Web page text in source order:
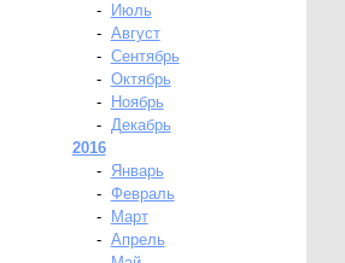
-
Июль
- Август
- Сентябрь
- Октябрь
-
Ноябрь
- Декабрь
2016
-
Январь
- Февраль
-
Март
- Апрель